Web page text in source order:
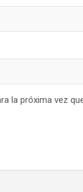
la próxima vez